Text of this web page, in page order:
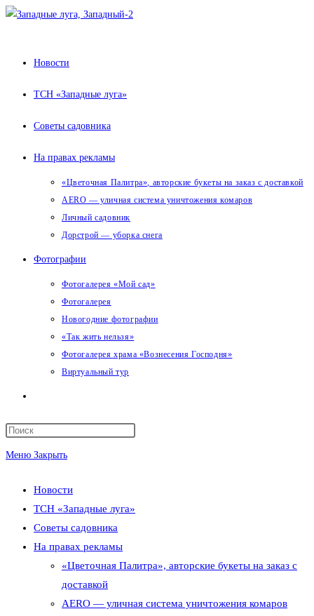
Перейти
Новости
ТСН «Западные луга»
Советы садовника
На правах рекламы
«Цветочная Палитра», авторские букеты на заказ с доставкой
AERO — уличная система уничтожения комаров
Личный садовник
Дорстрой — уборка снега
Фотографии
Фотогалерея «Мой сад»
Фотогалерея
Новогодние фотографии
«Так жить нельзя»
Фотогалерея храма «Вознесения Господня»
Виртуальный тур
поиск
по
веб-
сайту
Меню Закрыть
Новости
ТСН «Западные луга»
Советы садовника
На правах рекламы
«Цветочная Палитра», авторские букеты на заказ с
доставкой
AERO — уличная система уничтожения комаров